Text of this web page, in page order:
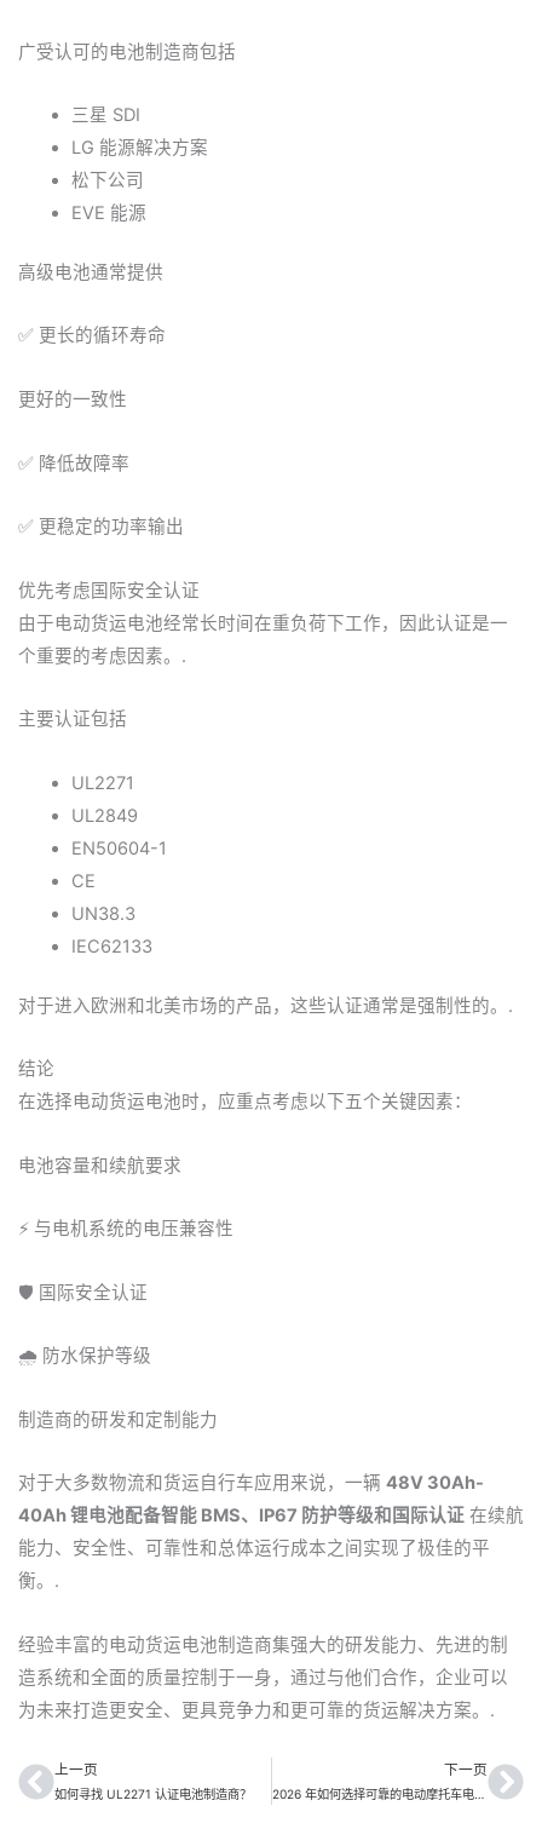
广受认可的电池制造商包括
三星 SDI
LG 能源解决方案
松下公司
EVE 能源
高级电池通常提供
✅ 更长的循环寿命
更好的一致性
✅ 降低故障率
✅ 更稳定的功率输出
优先考虑国际安全认证
由于电动货运电池经常长时间在重负荷下工作，因此认证是一
个重要的考虑因素。.
主要认证包括
UL2271
UL2849
EN50604-1
CE
UN38.3
IEC62133
对于进入欧洲和北美市场的产品，这些认证通常是强制性的。.
结论
在选择电动货运电池时，应重点考虑以下五个关键因素：
电池容量和续航要求
⚡ 与电机系统的电压兼容性
🛡️ 国际安全认证
🌧️ 防水保护等级
制造商的研发和定制能力
对于大多数物流和货运自行车应用来说，一辆 48V 30Ah-
40Ah 锂电池配备智能 BMS、IP67 防护等级和国际认证 在续航
能力、安全性、可靠性和总体运行成本之间实现了极佳的平
衡。.
经验丰富的电动货运电池制造商集强大的研发能力、先进的制
造系统和全面的质量控制于一身，通过与他们合作，企业可以
为未来打造更安全、更具竞争力和更可靠的货运解决方案。.
上一页
上一页
如何寻找 UL2271 认证电池制造商？
下一页
2026 年如何选择可靠的电动摩托车电池制造商 下